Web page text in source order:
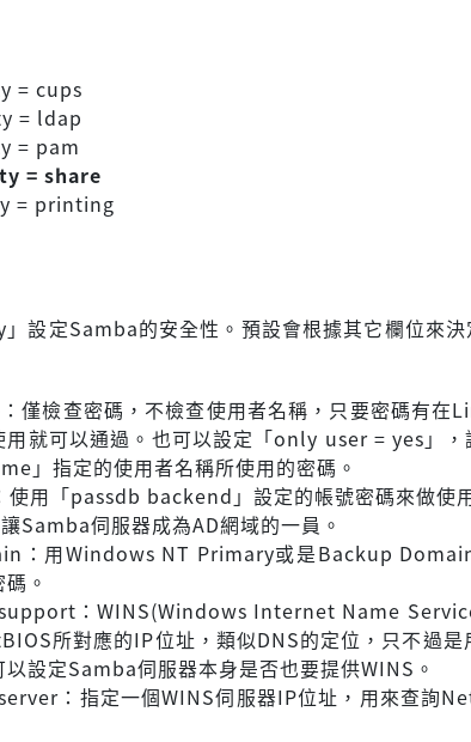
= cups
= ldap
= pam
= share
= printing
」設定Samba的安全性。預設會根據其它欄位來
僅檢查密碼，不檢查使用者名稱，只要密碼有在
用就可以通過。也可以設定「only user = yes」
」指定的使用者名稱所使用的密碼。
使用「passdb backend」設定的帳號密碼來做使
Samba伺服器成為AD網域的一員。
：用Windows NT Primary或是Backup
。
：WINS(Windows Internet Name
所對應的IP位址，類似DNS的定位，只不過是
以設定Samba伺服器本身是否也要提供WINS。
：指定一個WINS伺服器IP位址，用來查詢